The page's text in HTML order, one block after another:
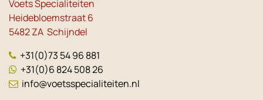
Voets Specialiteiten
Heidebloemstraat 6
5482 ZA Schijndel
+31(0)73 54 96 881
+31(0)6 824 508 26
info@voetsspecialiteiten.nl